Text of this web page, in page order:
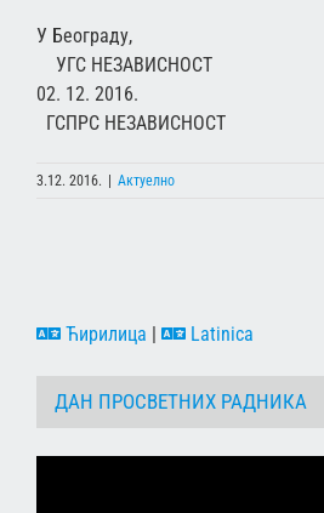
У
УГС НЕЗАВИСНОСТ
02. 12.
ГСПРС НЕЗАВИСНОСТ
3.12. 2016. | Актуелно
Ћирилица | Latinica
ДАН ПРОСВЕТНИХ РАДНИКА